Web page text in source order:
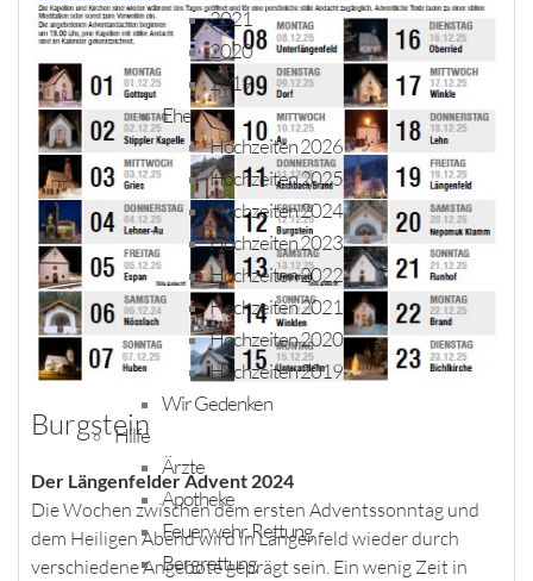
2021
2020
2019
Ehe
Hochzeiten 2026
Hochzeiten 2025
Hochzeiten 2024
Hochzeiten 2023
Hochzeiten 2022
Hochzeiten 2021
Hochzeiten 2020
Hochzeiten 2019
Wir Gedenken
Hilfe
Ärzte
Apotheke
Feuerwehr, Rettung
Bergrettung
Burgstein
Der Längenfelder Advent 2024
Die Wochen zwischen dem ersten Adventssonntag und
dem Heiligen Abend wird in Längenfeld wieder durch
verschiedene Angebote geprägt sein. Ein wenig Zeit in